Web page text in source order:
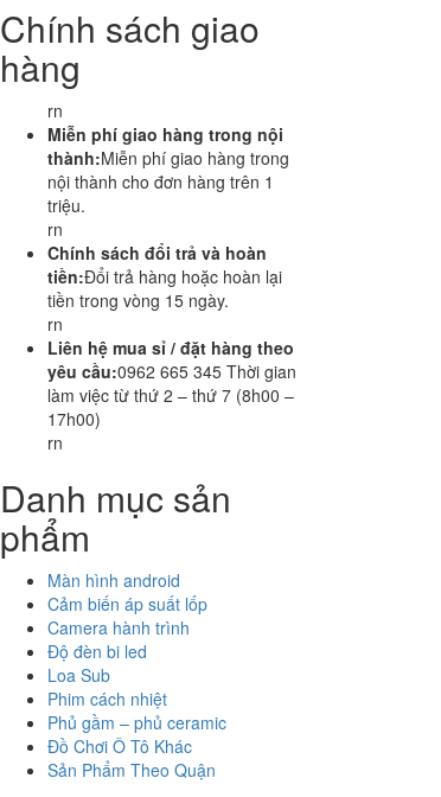
Chính sách giao
hàng
rn
Miễn phí giao hàng trong nội
thành:Miễn phí giao hàng trong
nội thành cho đơn hàng trên 1
triệu.
rn
Chính sách đổi trả và hoàn
tiền:Đổi trả hàng hoặc hoàn lại
tiền trong vòng 15 ngày.
rn
Liên hệ mua sỉ / đặt hàng theo
yêu cầu:0962 665 345 Thời gian
làm việc từ thứ 2 – thứ 7 (8h00 –
17h00)
rn
Danh mục sản
phẩm
Màn hình android
Cảm biến áp suất lốp
Camera hành trình
Độ đèn bi led
Loa Sub
Phim cách nhiệt
Phủ gầm – phủ ceramic
Đồ Chơi Ô Tô Khác
Sản Phẩm Theo Quận